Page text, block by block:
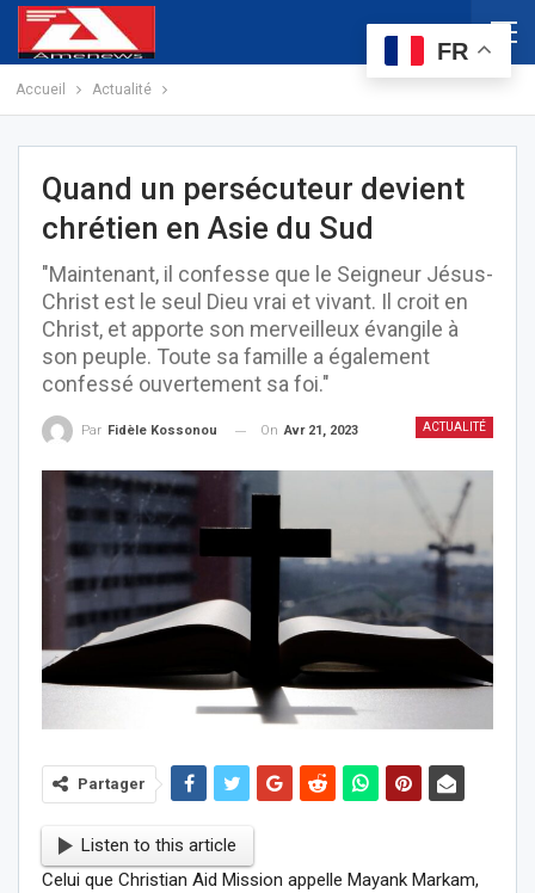
Accueil Actualité
Quand un persécuteur devient
chrétien en Asie du Sud
"Maintenant, il confesse que le Seigneur Jésus-
Christ est le seul Dieu vrai et vivant. Il croit en
Christ, et apporte son merveilleux évangile à
son peuple. Toute sa famille a également
confessé ouvertement sa foi."
ACTUALITÉ
Par Fidèle Kossonou On Avr 21, 2023
Partager
Listen to this article
Celui que Christian Aid Mission appelle Mayank Markam,
FR